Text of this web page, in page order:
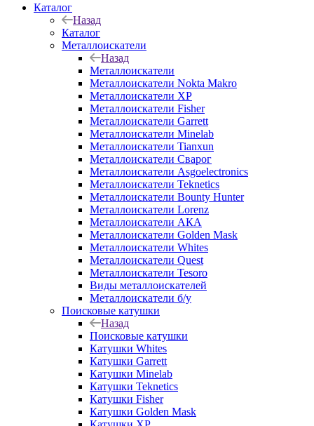
Каталог
Назад
Каталог
Металлоискатели
Назад
Металлоискатели
Металлоискатели Nokta Makro
Металлоискатели XP
Металлоискатели Fisher
Металлоискатели Garrett
Металлоискатели Minelab
Металлоискатели Tianxun
Металлоискатели Сварог
Металлоискатели Asgoelectronics
Металлоискатели Teknetics
Металлоискатели Bounty Hunter
Металлоискатели Lorenz
Металлоискатели АКА
Металлоискатели Golden Mask
Металлоискатели Whites
Металлоискатели Quest
Металлоискатели Tesoro
Виды металлоискателей
Металлоискатели б/у
Поисковые катушки
Назад
Поисковые катушки
Катушки Whites
Катушки Garrett
Катушки Minelab
Катушки Teknetics
Катушки Fisher
Катушки Golden Mask